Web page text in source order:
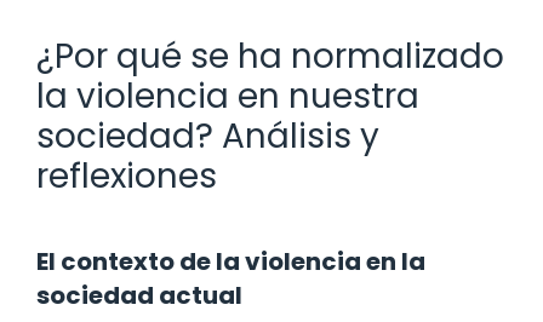
¿Por qué se ha normalizado
la violencia en nuestra
sociedad? Análisis y
reflexiones
El contexto de la violencia en la
sociedad actual